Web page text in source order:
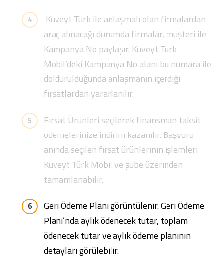
Kuveyt Türk ile anlaşmalı olan firmalardan
araç alınacağı durumda firmalar, müşteri ile
Kampanya No paylaşır. Kuveyt Türk
Mobil’deki Kampanya No alanı bu numara ile
doldurulduğunda anlaşmanın içerdiği
fırsatlardan yararlanılır.
Fırsat Ürünleri seçilerek finansman taksit
ödemelerinize indirim kazanılır. Başvuru
anında seçilen fırsat ürünlerinin işlemleri
Kuveyt Türk Mobil ve şube üzerinden
tamamlanabilir.
Geri Ödeme Planı görüntülenir. Geri Ödeme
Planı’nda aylık ödenecek tutar, toplam
ödenecek tutar ve aylık ödeme planının
detayları görülebilir.